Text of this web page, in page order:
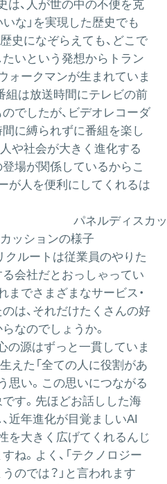
は、人が世の中の不便を克
いな」を実現した歴史でも
史になぞらえても、どこで
いという発想からトラン
ォークマンが生まれていま
組は放送時間にテレビの前
でしたが、ビデオレコーダ
に縛られずに番組を楽し
や社会が大きく進化する
場が関係しているからこ
が人を便利にしてくれるは
ッションの様子
クルートは従業員のやりた
会社だとおっしゃってい
までさまざまなサービス・
は、それだけたくさんの好
なのでしょうか。
の源はずっと一貫していま
えた「全ての人に役割があ
思い。この思いにつながる
す。先ほどお話しした海
近年進化が目覚ましいAI
を大きく広げてくれるんじ
ね。よく、「テクノロジー
のでは？」と言われます